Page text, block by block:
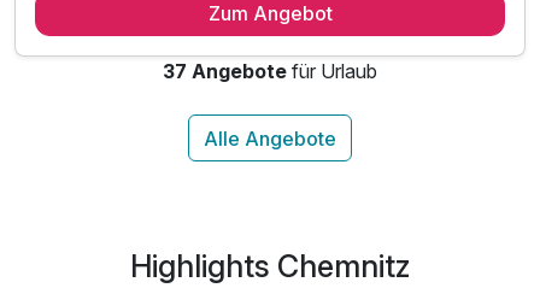
1 x reichhaltiges Frühstück vom Buffet
1 x Eintritt zum Silvesterabend im Pentagon3
Zum Angebot
37 Angebote für Urlaub
Highlights Chemnitz